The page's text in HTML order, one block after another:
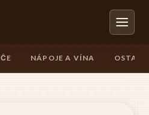
NÁPOJE A VÍNA